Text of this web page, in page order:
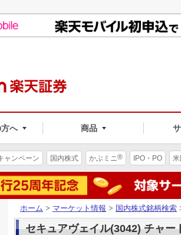
へ 商品
ャンペーン 国内株式 かぶミニ® IPO・PO
ホーム > マーケット情報 > 国内株式銘柄検索
セキュアヴェイル(3042) チャー